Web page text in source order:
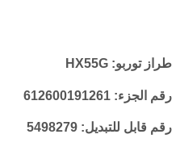
طراز توربو:
رقم الجزء:
رقم قابل للتبديل: